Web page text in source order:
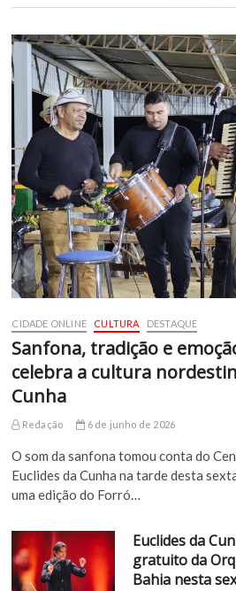
CIDADE ONLINE CULTURA DESTAQUE
Sanfona, tradição e
celebra a cultura
Cunha
Redação 6 de junho de 2026
O som da sanfona tomou conta do
Euclides da Cunha na tarde desta
uma edição do Forró…
Euclides da
gratuito da
Bahia nesta